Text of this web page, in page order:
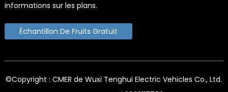
informations sur les plans.
Échantillon De Fruits Gratuit
©Copyright : CMER de Wuxi Tenghui Electric Vehicles Co., Ltd.